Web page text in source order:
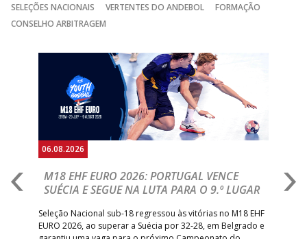
SELEÇÕES NACIONAIS
VERTENTES DO ANDEBOL
FORMAÇÃO
CONSELHO ARBITRAGEM
05.08.2026
RESPECT YOUR TALENT: PORTUGAL
REPRESENTADO POR CINCO ATLETAS
Santiago Póvoas, Vasco Conceição, Nuno Marques, Miguel
Figueiredo e Rodrigo Leite participaram na iniciativa